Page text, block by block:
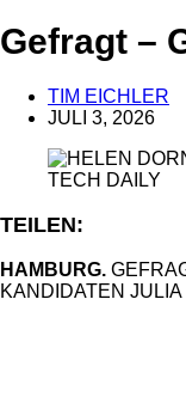
Gefragt –
TIM EICHLER
JULI 3, 2026
TECH DAILY
TEILEN:
HAMBURG.
KANDIDATEN